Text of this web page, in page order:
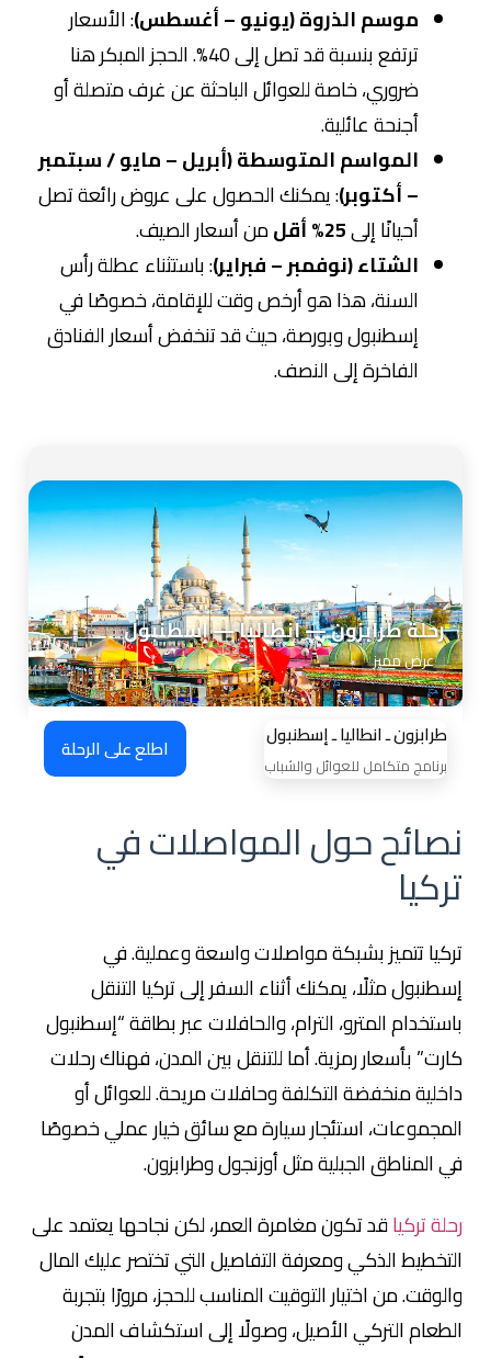
موسم الذروة (يونيو – أغسطس): الأسعار
ترتفع بنسبة قد تصل إلى 40%. الحجز المبكر هنا
ضروري، خاصة للعوائل الباحثة عن غرف متصلة أو
أجنحة عائلية.
المواسم المتوسطة (أبريل – مايو / سبتمبر
– أكتوبر): يمكنك الحصول على عروض رائعة تصل
أحيانًا إلى25% أقل
من أسعار الصيف.
الشتاء (نوفمبر – فبراير): باستثناء عطلة رأس
السنة، هذا هو أرخص وقت للإقامة، خصوصًا في
إسطنبول وبورصة، حيث قد تنخفض أسعار الفنادق
الفاخرة إلى النصف.
رحلة طرابزون — انطاليا — إسطنبول
عرض مميز
طرابزون ـ انطاليا ـ إسطنبول
برنامج متكامل للعوائل والشباب
اطلع على الرحلة
نصائح حول المواصلات في
تركيا
تركيا تتميز بشبكة مواصلات واسعة وعملية. في
إسطنبول مثلًا، يمكنك أثناء السفر إلى تركيا التنقل
باستخدام المترو، الترام، والحافلات عبر بطاقة “إسطنبول
كارت” بأسعار رمزية. أما للتنقل بين المدن، فهناك رحلات
داخلية منخفضة التكلفة وحافلات مريحة. للعوائل أو
المجموعات، استئجار سيارة مع سائق خيار عملي خصوصًا
في المناطق الجبلية مثل أوزنجول وطرابزون.
رحلة تركياقد تكون مغامرة العمر، لكن نجاحها يعتمد على
التخطيط الذكي ومعرفة التفاصيل التي تختصر عليك المال
والوقت. من اختيار التوقيت المناسب للحجز، مرورًا بتجربة
الطعام التركي الأصيل، وصولًا إلى استكشاف المدن